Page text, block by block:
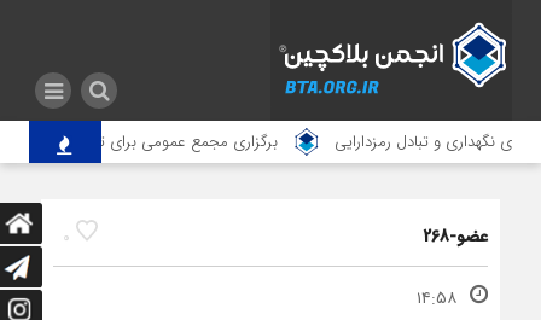
نگهداری و تبادل رمزدارایی برگزاری مجمع عمومی برای تغییر آدرس انجمن
0 عضو-268
۱۴:۵۸